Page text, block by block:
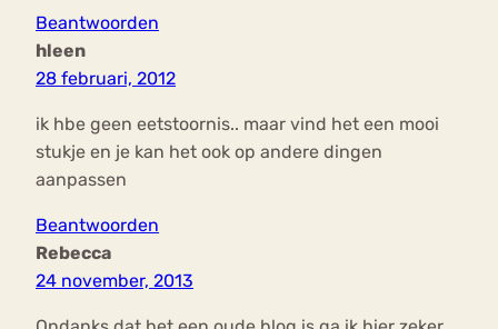
Beantwoorden
hleen
28 februari, 2012
ik hbe geen eetstoornis.. maar vind het een mooi
stukje en je kan het ook op andere dingen
aanpassen
Beantwoorden
Rebecca
24 november, 2013